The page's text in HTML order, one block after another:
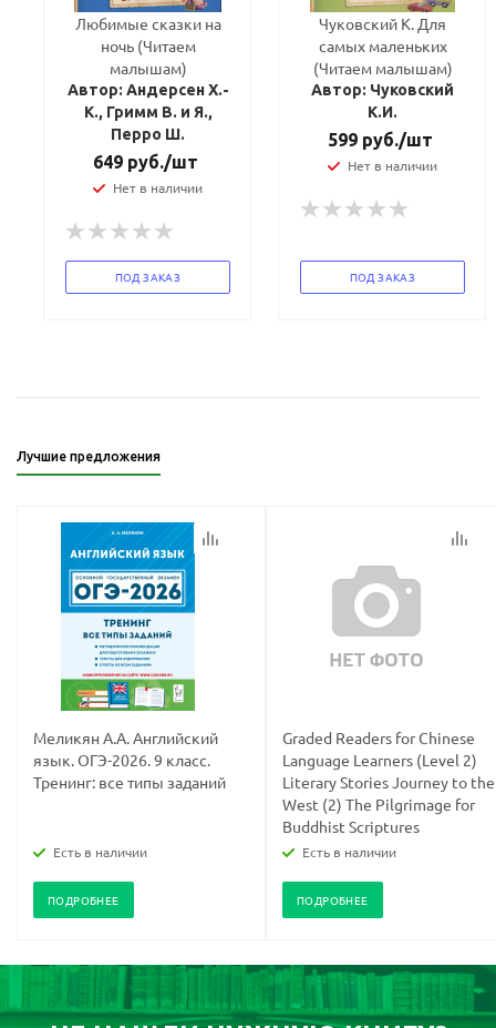
Любимые сказки на
ночь (Читаем
малышам)
Автор: Андерсен Х.-
К., Гримм В. и Я.,
Перро Ш.
649 руб./шт
Нет в наличии
ПОД ЗАКАЗ
Чуковский К. Для
самых маленьких
(Читаем малышам)
Автор: Чуковский
К.И.
599 руб./шт
Нет в наличии
ПОД ЗАКАЗ
Лучшие предложения
Меликян А.А. Английский
язык. ОГЭ-2026. 9 класс.
Тренинг: все типы заданий
Есть в наличии
ПОДРОБНЕЕ
Graded Readers for Chinese
Language Learners (Level 2)
Literary Stories Journey to the
West (2) The Pilgrimage for
Buddhist Scriptures
Есть в наличии
ПОДРОБНЕЕ
политикой
политикой